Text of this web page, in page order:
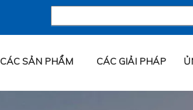
CÁC SẢN PHẨM CÁC GIẢI PHÁP